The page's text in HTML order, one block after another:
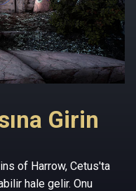
Girin
of Harrow, Cetus'ta
hale gelir. Onu